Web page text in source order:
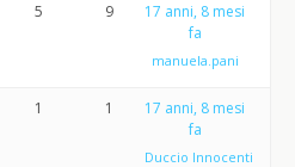
5 9
17 anni, 8 mesi
fa
manuela.pani
1 1
17 anni, 8 mesi
fa
Duccio Innocenti